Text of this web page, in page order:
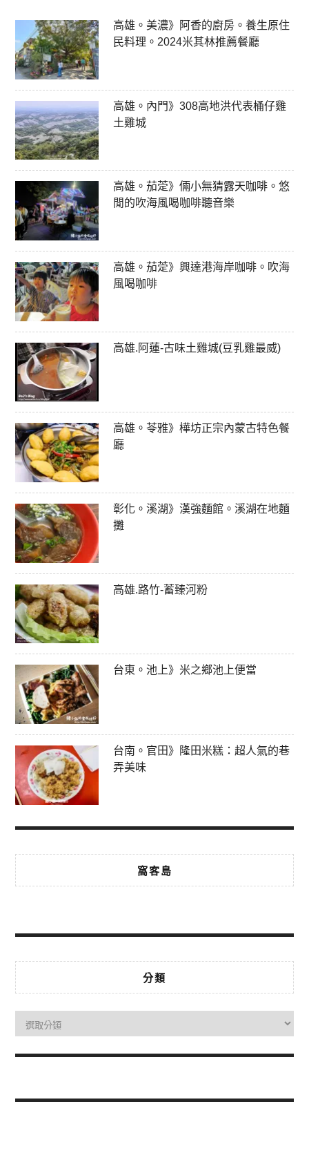
高雄。美濃》阿香的廚房。養生原住
民料理。2024米其林推薦餐廳
高雄。內門》308高地洪代表桶仔雞
土雞城
高雄。茄萣》倆小無猜露天咖啡。悠
閒的吹海風喝咖啡聽音樂
高雄。茄萣》興達港海岸咖啡。吹海
風喝咖啡
高雄.阿蓮-古味土雞城(豆乳雞最威)
高雄。苓雅》樺坊正宗內蒙古特色餐
廳
彰化。溪湖》漢強麵館。溪湖在地麵
攤
高雄.路竹-蓄臻河粉
台東。池上》米之鄉池上便當
台南。官田》隆田米糕：超人氣的巷
弄美味
窩客島
分類